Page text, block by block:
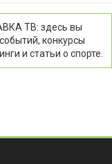
ТВ: здесь вы
конкурсы
и статьи о спорте.